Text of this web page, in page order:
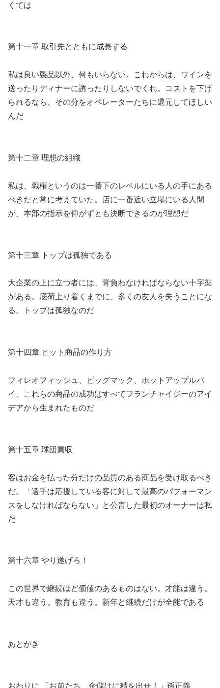
くては
第十一章 取引先とともに成長する
私は良い製品以外、何もいらない。これからは、ワインを
送ったりディナーに誘ったりしないでくれ。コストを下げ
られるなら、その分をオペレーターたちに還元してほしい
んだ
第十二章 理想の組織
私は、職権というのは一番下のレベルにいる人の手にある
べきだと常に考えていた。店に一番近い立場にいる人間
が、本部の指示を仰がずとも決断できるのが理想だ
第十三章 トップは孤独である
大企業の上に立つ者には、背負わなければならない十字架
がある。底荷上り着くまでに、多くの友人を失うことにな
る。トップは孤独なのだ
第十四章 ヒット商品の作り方
フィレオフィッシュ、ビッグマック、ホットアップルパ
イ、これらの商品の成功はすべてフランチャイジーのアイ
デアから生まれたものだ
第十五章 球団買収
客はお金を払った分だけの品質のある商品を受け取るべき
だ。「選手は応援している客に対して最高のパフォーマン
スをしなければならない」と公言した最初のオーナーは私
だ
第十六章 やり遂げろ！
この世界で継続ほど価値のあるものはない。才能は違う。
天才も違う。教育も違う。新年と継続だけが全能である
あとがき
おわりに 「お前たち、金儲けに精を出せ！」孫正義